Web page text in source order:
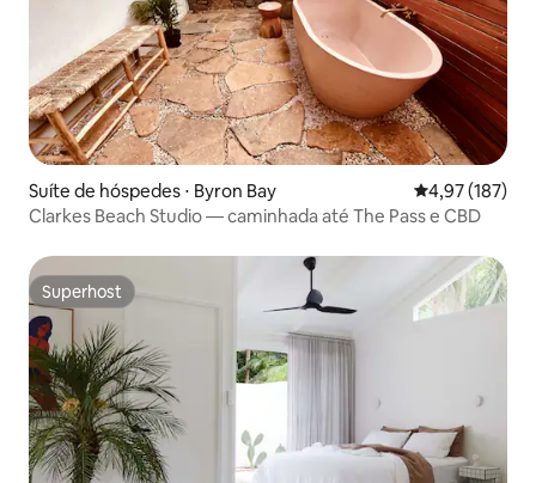
Suíte de hóspedes ⋅ Byron Bay 4,97 de uma
4,97 (187)
Clarkes Beach Studio — caminhada até The Pass e CBD
Superhost
Superhost